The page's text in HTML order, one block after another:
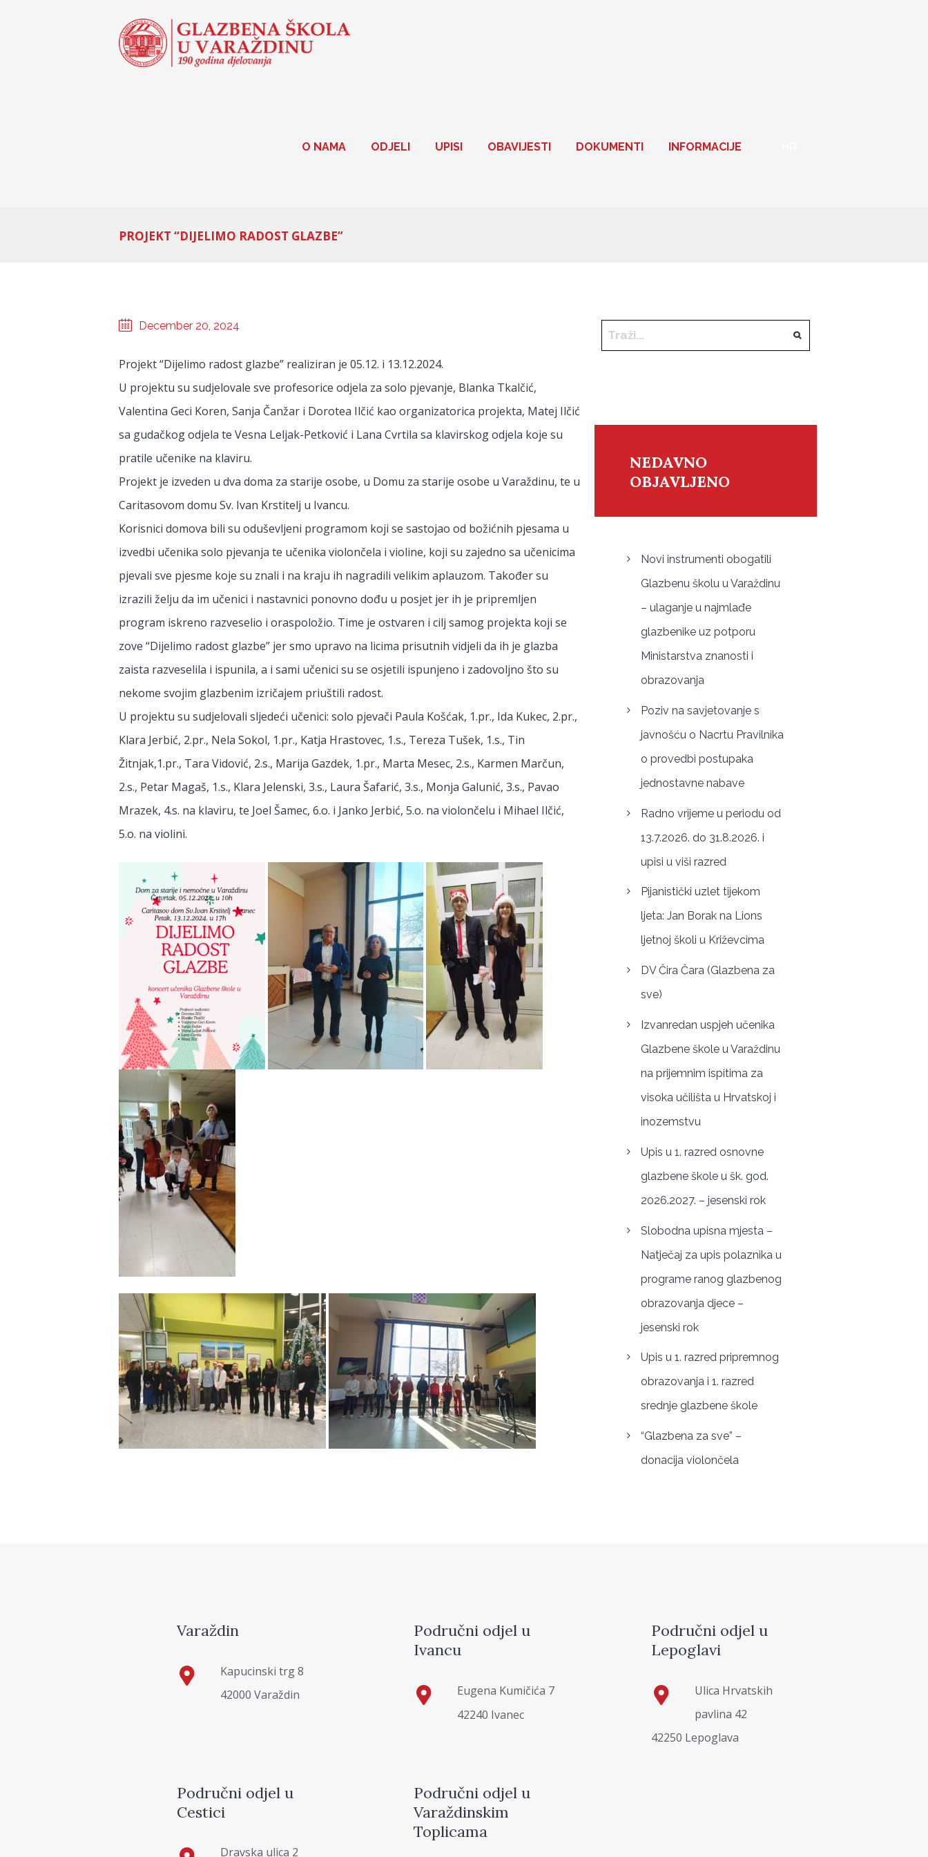
O NAMA ODJELI UPISI OBAVIJESTI DOKUMENTI INFORMACIJE
PROJEKT “DIJELIMO RADOST GLAZBE”
December 20, 2024
Projekt “Dijelimo radost glazbe” realiziran je 05.12. i 13.12.2024.
U projektu su sudjelovale sve profesorice odjela za solo pjevanje, Blanka Tkalčić,
Valentina Geci Koren, Sanja Čanžar i Dorotea Ilčić kao organizatorica projekta, Matej Ilčić
sa gudačkog odjela te Vesna Leljak-Petković i Lana Cvrtila sa klavirskog odjela koje su
pratile učenike na klaviru.
Projekt je izveden u dva doma za starije osobe, u Domu za starije osobe u Varaždinu, te u
Caritasovom domu Sv. Ivan Krstitelj u Ivancu.
Korisnici domova bili su oduševljeni programom koji se sastojao od božićnih pjesama u
izvedbi učenika solo pjevanja te učenika violončela i violine, koji su zajedno sa učenicima
pjevali sve pjesme koje su znali i na kraju ih nagradili velikim aplauzom. Također su
izrazili želju da im učenici i nastavnici ponovno dođu u posjet jer ih je pripremljen
program iskreno razveselio i oraspoložio. Time je ostvaren i cilj samog projekta koji se
zove “Dijelimo radost glazbe” jer smo upravo na licima prisutnih vidjeli da ih je glazba
zaista razveselila i ispunila, a i sami učenici su se osjetili ispunjeno i zadovoljno što su
nekome svojim glazbenim izričajem priuštili radost.
U projektu su sudjelovali sljedeći učenici: solo pjevači Paula Košćak, 1.pr., Ida Kukec, 2.pr.,
Klara Jerbić, 2.pr., Nela Sokol, 1.pr., Katja Hrastovec, 1.s., Tereza Tušek, 1.s., Tin
Žitnjak,1.pr., Tara Vidović, 2.s., Marija Gazdek, 1.pr., Marta Mesec, 2.s., Karmen Marčun,
2.s., Petar Magaš, 1.s., Klara Jelenski, 3.s., Laura Šafarić, 3.s., Monja Galunić, 3.s., Pavao
Mrazek, 4.s. na klaviru, te Joel Šamec, 6.o. i Janko Jerbić, 5.o. na violončelu i Mihael Ilčić,
5.o. na violini.
NEDAVNO
OBJAVLJENO
Novi instrumenti obogatili
Glazbenu školu u Varaždinu
– ulaganje u najmlađe
glazbenike uz potporu
Ministarstva znanosti i
obrazovanja
Poziv na savjetovanje s
javnošću o Nacrtu Pravilnika
o provedbi postupaka
jednostavne nabave
Radno vrijeme u periodu od
13.7.2026. do 31.8.2026. i
upisi u viši razred
Pijanistički uzlet tijekom
ljeta: Jan Borak na Lions
ljetnoj školi u Križevcima
DV Čira Čara (Glazbena za
sve)
Izvanredan uspjeh učenika
Glazbene škole u Varaždinu
na prijemnim ispitima za
visoka učilišta u Hrvatskoj i
inozemstvu
Upis u 1. razred osnovne
glazbene škole u šk. god.
2026.2027. – jesenski rok
Slobodna upisna mjesta –
Natječaj za upis polaznika u
programe ranog glazbenog
obrazovanja djece –
jesenski rok
Upis u 1. razred pripremnog
obrazovanja i 1. razred
srednje glazbene škole
“Glazbena za sve” –
donacija violončela
Varaždin
Kapucinski trg 8
42000 Varaždin
Područni odjel u
Ivancu
Eugena Kumičića 7
42240 Ivanec
Područni odjel u
Lepoglavi
Ulica Hrvatskih
pavlina 42
42250 Lepoglava
Područni odjel u
Cestici
Dravska ulica 2
Područni odjel u
Varaždinskim
Toplicama